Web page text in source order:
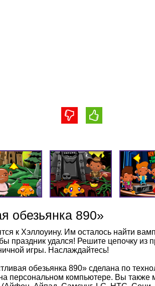
обезьянка 890»
к Хэллоуину. Им осталось найти
праздник удался! Решите цепочку из
игры. Наслаждайтесь!
обезьянка 890» сделана по
персональном компьютере. Вы также